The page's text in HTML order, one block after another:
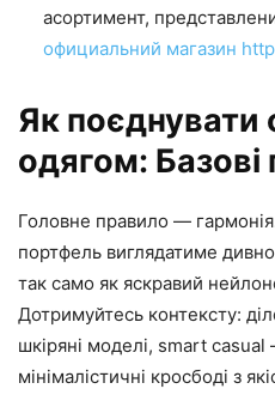
асортимент,
официальний магазин
Як поєднувати
одягом: Базові
Головне правило —
портфель виглядатиме
так само як яскравий
Дотримуйтесь контексту:
шкіряні моделі, smart
мінімалістичні кросбоді з